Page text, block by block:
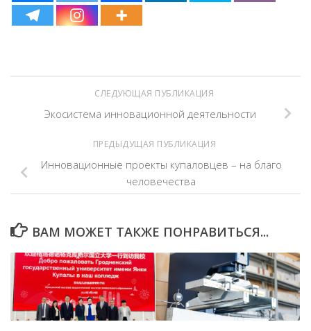
СЛЕДУЮЩАЯ ПУБЛИКАЦИЯ
Экосистема инновационной деятельности
ПРЕДЫДУЩАЯ ПУБЛИКАЦИЯ
Инновационные проекты купаловцев – на благо
человечества
ВАМ МОЖЕТ ТАКЖЕ ПОНРАВИТЬСЯ...